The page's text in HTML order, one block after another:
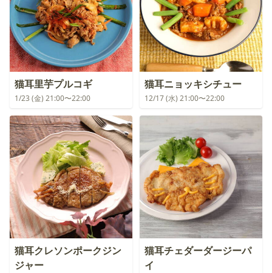
猫耳里芋プルコギ
1/23 (金) 21:00〜22:00
猫耳ニョッキシチュー
12/17 (水) 21:00〜22:00
猫耳クレソンポークジン
ジャー
猫耳チェダーダージーパ
イ